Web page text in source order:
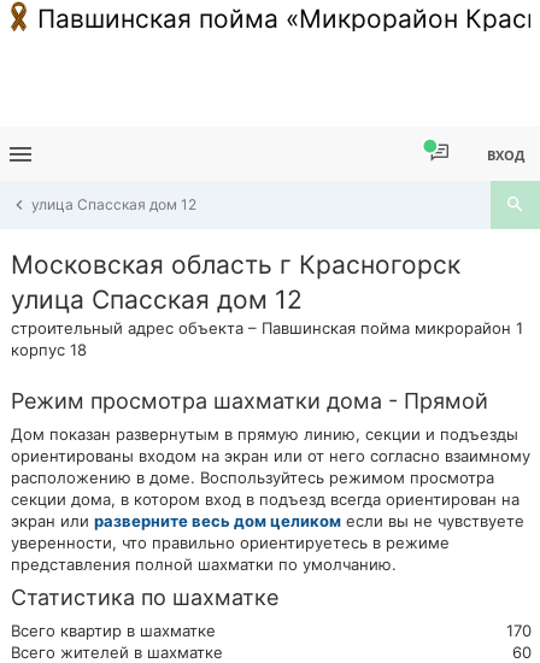
Павшинская пойма «Микрорайон
ВХОД
улица Спасская дом 12
Московская область г Красногорск
улица Спасская дом 12
строительный адрес объекта – Павшинская пойма микрорайон 1
корпус 18
Режим просмотра шахматки дома - Прямой
Дом показан развернутым в прямую линию, секции и подъезды
ориентированы входом на экран или от него согласно взаимному
расположению в доме. Воспользуйтесь режимом просмотра
секции дома, в котором вход в подъезд всегда ориентирован на
экран или разверните весь дом целиком если вы не чувствуете
уверенности, что правильно ориентируетесь в режиме
представления полной шахматки по умолчанию.
Статистика по шахматке
170
Всего квартир в шахматке
60
Всего жителей в шахматке